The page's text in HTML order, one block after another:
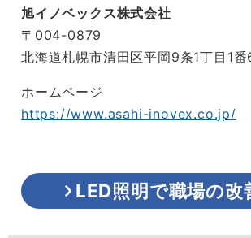
旭イノベックス株式会社
〒004-0879
北海道札幌市清田区平岡9条1丁目1番
ホームページ
https://www.asahi-inovex.co.jp/
LED照明で職場の改